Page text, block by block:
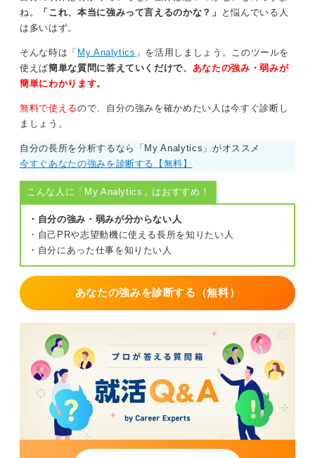
しかし話したことで、採用が見合わされるリスクはあり
ます。特にストレスがかかるような職種の場合は採用側
が不安に感じれば採用とはならないかもしれません。
障害者雇用枠の場合は病名などを伝える必要があり、企
業側には就業にあたって配慮をする義務があります。配
慮をしてもらえるため安心して仕事が出来るでしょう。
ただ出世などを考えた時に一般雇用枠での就業の方がチ
ャンスが多いかもしれません。よく考えて決めましょ
う。
0
ね。
「これ、本当に強みって言えるのかな？」
と悩んでいる人
は多いはず。
そんな時は「 My Analytics 」を活用しましょう。このツールを
使えば簡単な質問に答えていくだけで、 あなたの強み・弱みが
簡単にわかります。
無料で使えるので、自分の強みを確かめたい人は今すぐ診断し
ましょう。
自分の長所を分析するなら「My Analytics」がオススメ
今すぐあなたの強みを診断する【無料】
こんな人に「My Analytics」はおすすめ！
・自分の強み・弱みが分からない人
・自己PRや志望動機に使える長所を知りたい人
・自分にあった仕事を知りたい人
あなたの強みを診断する（無料）